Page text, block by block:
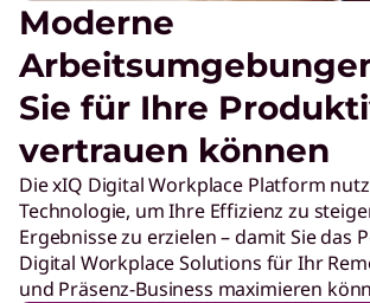
Moderne
Sie für Ihre
vertrauen können
Die xIQ Digital Workplace Platform
Technologie, um Ihre Effizienz zu
Ergebnisse zu erzielen – damit Sie das
Digital Workplace Solutions für Ihr
und Präsenz-Business maximieren